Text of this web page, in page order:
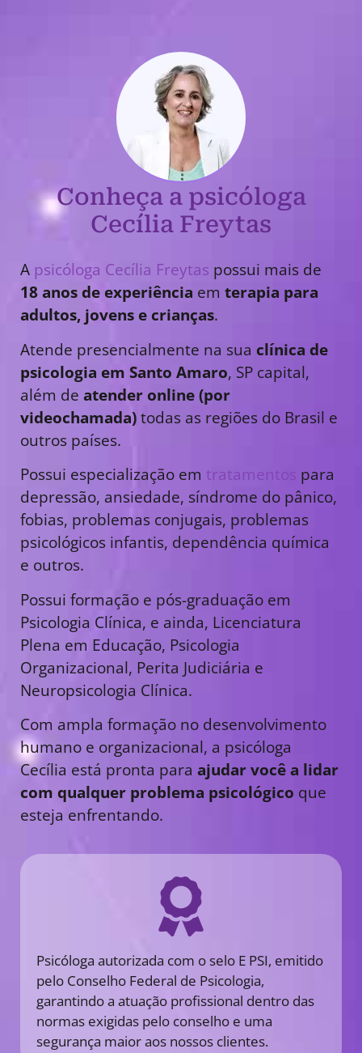
Conheça a psicóloga
Cecília Freytas
A psicóloga Cecília Freytas possui mais de
18 anos de experiência em terapia para
adultos, jovens e crianças.
Atende presencialmente na sua clínica de
psicologia em Santo Amaro, SP capital,
além de atender online (por
videochamada)todas as regiões do Brasil e
outros países.
Possui especialização em tratamentos para
depressão, ansiedade, síndrome do pânico,
fobias, problemas conjugais, problemas
psicológicos infantis, dependência química
e outros.
Possui formação e pós-graduação em
Psicologia Clínica, e ainda, Licenciatura
Plena em Educação, Psicologia
Organizacional, Perita Judiciária e
Neuropsicologia Clínica.
Com ampla formação no desenvolvimento
humano e organizacional, a psicóloga
Cecília está pronta para ajudar você a lidar
com qualquer problema psicológico que
esteja enfrentando.
Psicóloga autorizada com o selo E PSI, emitido
pelo Conselho Federal de Psicologia,
garantindo a atuação profissional dentro das
normas exigidas pelo conselho e uma
segurança maior aos nossos clientes.